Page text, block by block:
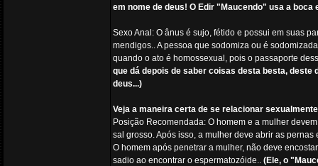
em nome de deus! O Edir "Maucendo" usa a boca
Sexo Anal: O ânus é sujo, fétido e possui em suas
mendigos.. A pessoa que sodomiza ou é
quando o ato é homossexual, pois o passaporte
que dá depois de saber coisas desta besta, deste
deus...)
Veja a maneira certa de se relacionar
Posição Recomendada: O homem e a mulher
sal grosso. Após isso, a mulher deve abrir as
O homem após penetrar a mulher, não deve
sadio ao encontrar o espermatozóide.. (Ele, o